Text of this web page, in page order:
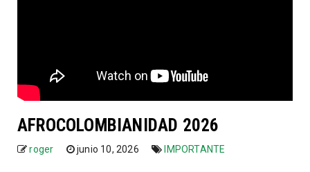
AFROCOLOMBIANIDAD 2026
roger junio 10, 2026 IMPORTANTE